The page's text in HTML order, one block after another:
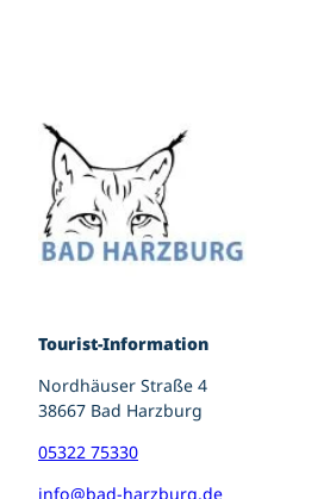
Tourist-Information
Nordhäuser Straße 4
38667 Bad Harzburg
05322 75330
info@bad-harzburg.de